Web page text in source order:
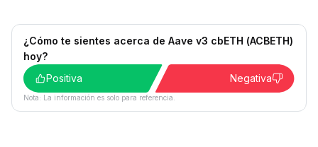
¿Cómo te sientes acerca de Aave v3 cbETH (ACBETH)
hoy?
Positiva
Negativa
Nota: La información es solo para referencia.